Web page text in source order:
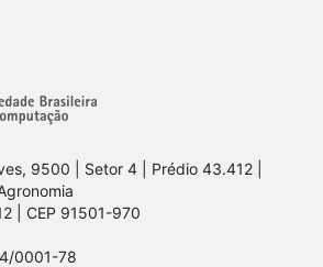
9500 | Setor 4 | Prédio 43.412 |
| CEP 91501-970
0001-78